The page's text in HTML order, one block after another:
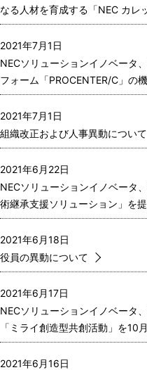
なる人材を育成する「NEC カレ
2021年7月1日
NECソリューションイノベータ
フォーム「PROCENTER/C」の
2021年7月1日
組織改正および人事異動について
2021年6月22日
NECソリューションイノベータ
術継承支援ソリューション」を
2021年6月18日
役員の異動について
2021年6月17日
NECソリューションイノベータ
「ミライ創造型共創活動」を10
2021年6月16日